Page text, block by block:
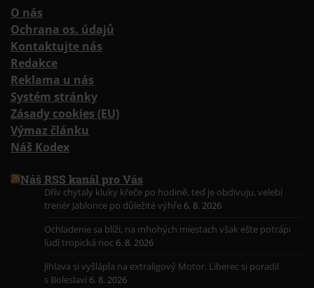
O nás
Ochrana os. údajů
Kontaktujte nás
Redakce
Reklama u nás
Systém stránky
Zásady cookies (EU)
Výmaz článku
Náš Kodex
Náš RSS kanál pro Vás
Dřív chytaly kluky křeče po hodině, teď je obdivuju, velebí
trenér Jablonce po důležité výhře 6. 8. 2026
Ochladenie sa blíži, na mhohých miestach však ešte potrápi
ľudí tropická noc 6. 8. 2026
Jihlava si vyšlápla na extraligový Motor. Liberec si poradil
s Boleslaví 6. 8. 2026